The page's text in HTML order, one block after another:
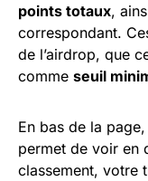
points totaux,
correspondant.
de l’airdrop, que
comme seuil
En bas de la page,
permet de voir en
classement, votre